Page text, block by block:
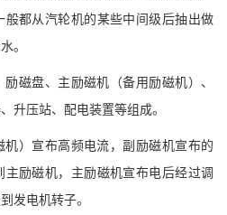
都从汽轮机的某些中间级后抽出做
。
盘、主励磁机（备用励磁机）、
升压站、配电装置等组成。
）宣布高频电流，副励磁机宣布的
励磁机，主励磁机宣布电后经过调
发电机转子。